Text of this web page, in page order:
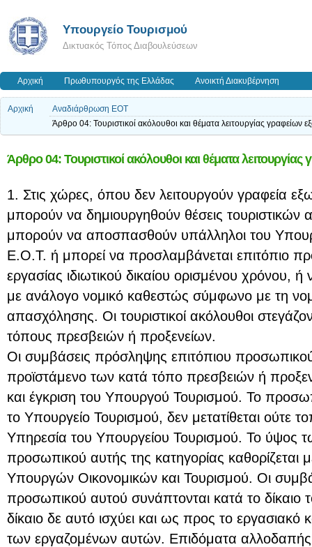
Υπουργείο Τουρισμού
Δικτυακός Τόπος Διαβουλεύσεων
Αρχική Πρωθυπουργός της Ελλάδας Ανοικτή Διακυβέρνηση
Αρχική
Αναδιάρθρωση ΕΟΤ
Άρθρο 04: Τουριστικοί ακόλουθοι και θέματα λειτουργίας γραφείων
Άρθρο 04: Τουριστικοί ακόλουθοι και θέματα
1. Στις χώρες, όπου δεν λειτουργούν γραφεία
μπορούν να δημιουργηθούν θέσεις τουριστικών
μπορούν να αποσπασθούν υπάλληλοι του
Ε.Ο.Τ. ή μπορεί να προσλαμβάνεται επιτόπιο
εργασίας ιδιωτικού δικαίου ορισμένου χρόνου,
με ανάλογο νομικό καθεστώς σύμφωνο με τη
απασχόλησης. Οι τουριστικοί ακόλουθοι
τόπους πρεσβειών ή προξενείων.
Οι συμβάσεις πρόσληψης επιτόπιου
προϊστάμενο των κατά τόπο πρεσβειών ή
και έγκριση του Υπουργού Τουρισμού. Το
το Υπουργείο Τουρισμού, δεν μετατίθεται ούτε
Υπηρεσία του Υπουργείου Τουρισμού. Το ύψος
προσωπικού αυτής της κατηγορίας
Υπουργών Οικονομικών και Τουρισμού. Οι
προσωπικού αυτού συνάπτονται κατά το
δίκαιο δε αυτό ισχύει και ως προς το εργασιακό
των εργαζομένων αυτών. Επιδόματα αλλοδαπής,